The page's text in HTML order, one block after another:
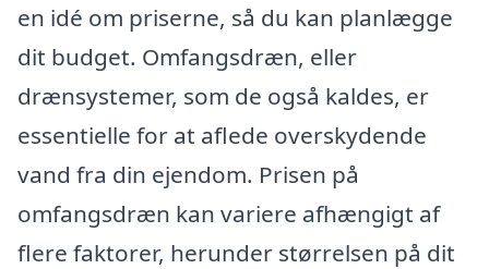
en idé om priserne, så du kan planlægge
dit budget. Omfangsdræn, eller
drænsystemer, som de også kaldes, er
essentielle for at aflede overskydende
vand fra din ejendom. Prisen på
omfangsdræn kan variere afhængigt af
flere faktorer, herunder størrelsen på dit